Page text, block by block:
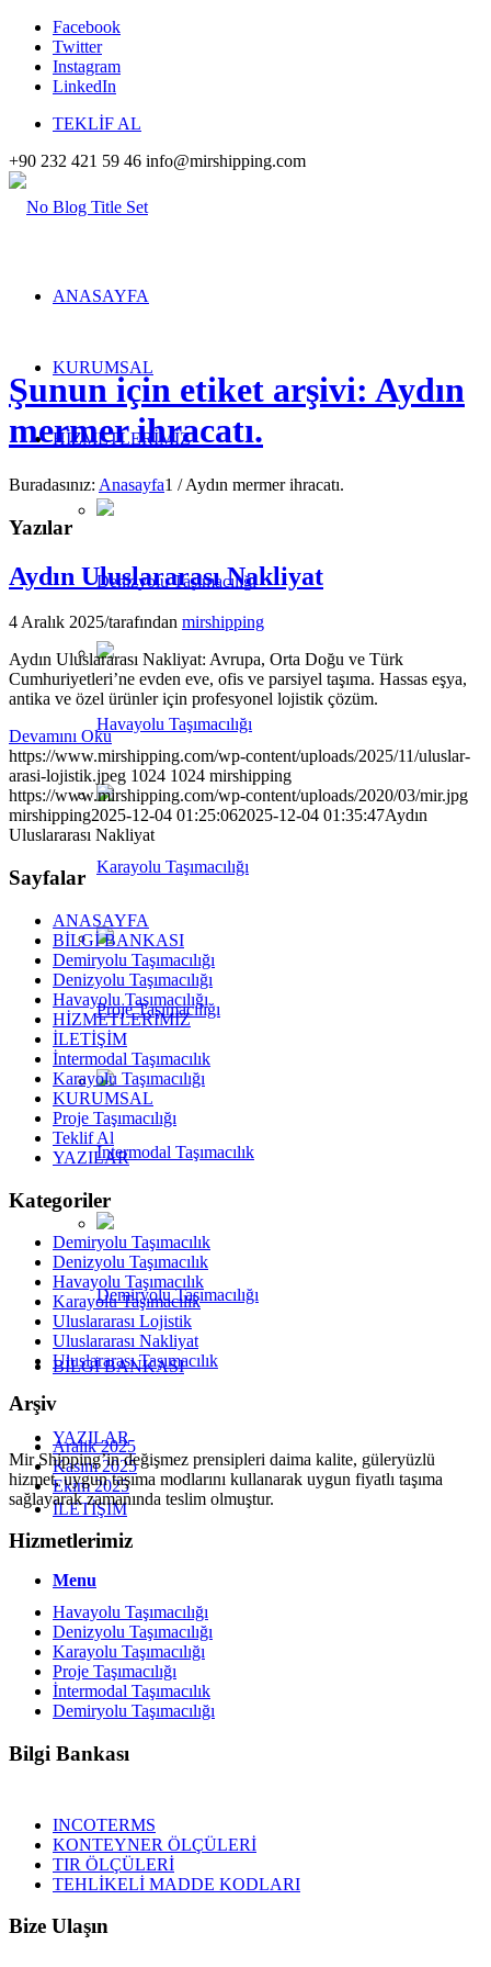
Facebook
Twitter
Instagram
LinkedIn
TEKLİF AL
+90 232 421 59 46 info@mirshipping.com
ANASAYFA
KURUMSAL
HİZMETLERİMİZ
Denizyolu Taşımacılığı
Havayolu Taşımacılığı
Karayolu Taşımacılığı
Proje Taşımacılığı
Intermodal Taşımacılık
Demiryolu Taşımacılığı
BİLGİ BANKASI
YAZILAR
İLETİŞİM
Menu
Şunun için etiket arşivi: Aydın
mermer ihracatı.
Buradasınız: Anasayfa1 / Aydın mermer ihracatı.
Yazılar
Aydın Uluslararası Nakliyat
4 Aralık 2025/tarafından mirshipping
Aydın Uluslararası Nakliyat: Avrupa, Orta Doğu ve Türk
Cumhuriyetleri’ne evden eve, ofis ve parsiyel taşıma. Hassas eşya,
antika ve özel ürünler için profesyonel lojistik çözüm.
Devamını Oku
https://www.mirshipping.com/wp-content/uploads/2025/11/uluslar-
arasi-lojistik.jpeg 1024 1024 mirshipping
https://www.mirshipping.com/wp-content/uploads/2020/03/mir.jpg
mirshipping2025-12-04 01:25:062025-12-04 01:35:47Aydın
Uluslararası Nakliyat
Sayfalar
ANASAYFA
BİLGİ BANKASI
Demiryolu Taşımacılığı
Denizyolu Taşımacılığı
Havayolu Taşımacılığı
HİZMETLERİMİZ
İLETİŞİM
İntermodal Taşımacılık
Karayolu Taşımacılığı
KURUMSAL
Proje Taşımacılığı
Teklif Al
YAZILAR
Kategoriler
Demiryolu Taşımacılık
Denizyolu Taşımacılık
Havayolu Taşımacılık
Karayolu Taşımacılık
Uluslararası Lojistik
Uluslararası Nakliyat
Uluslararası Taşımacılık
Arşiv
Aralık 2025
Kasım 2025
Ekim 2025
Mir Shipping’in değişmez prensipleri daima kalite, güleryüzlü
hizmet, uygun taşıma modlarını kullanarak uygun fiyatlı taşıma
sağlayarak zamanında teslim olmuştur.
Hizmetlerimiz
Havayolu Taşımacılığı
Denizyolu Taşımacılığı
Karayolu Taşımacılığı
Proje Taşımacılığı
İntermodal Taşımacılık
Demiryolu Taşımacılığı
Bilgi Bankası
INCOTERMS
KONTEYNER ÖLÇÜLERİ
TIR ÖLÇÜLERİ
TEHLİKELİ MADDE KODLARI
Bize Ulaşın